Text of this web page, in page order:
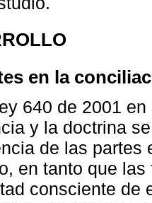
en la
640 de 2001
y la doctrina
de las partes
en tanto que
consciente de